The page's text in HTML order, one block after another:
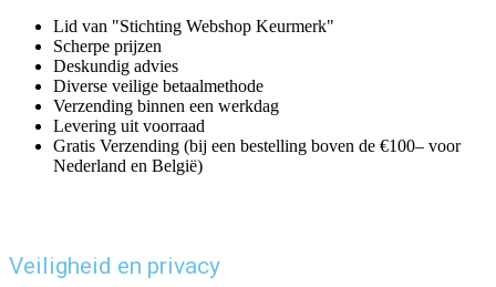
Lid van "Stichting Webshop Keurmerk"
Scherpe prijzen
Deskundig advies
Diverse veilige betaalmethode
Verzending binnen een werkdag
Levering uit voorraad
Gratis Verzending (bij een bestelling boven de €100– voor
Nederland en België)
Veiligheid en privacy